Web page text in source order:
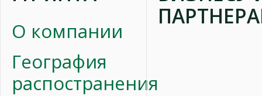
О компании
География
распостранения